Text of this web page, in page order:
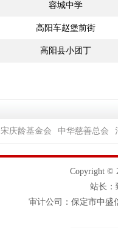
容城中学
高阳车赵堡前街
高阳县小团丁
宋庆龄基金会 中华慈善总会
Copyright ©
站长
审计公司：保定市中盛